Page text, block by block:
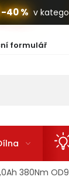
-40 % v
formulář
380Nm